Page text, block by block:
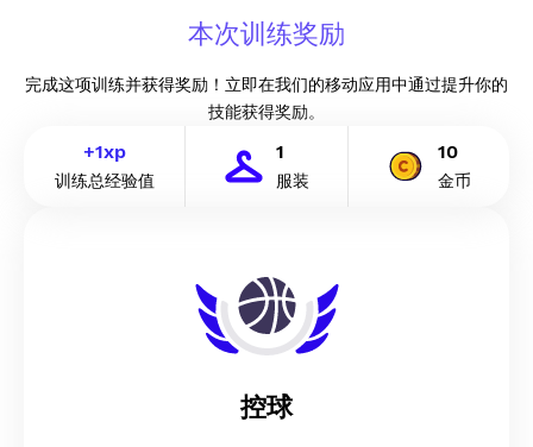
本次训练奖励
完成这项训练并获得奖励！立即在我们的移动应用中通过提升你的
技能获得奖励。
+1xp
训练总经验值
1
服装
10
金币
控球